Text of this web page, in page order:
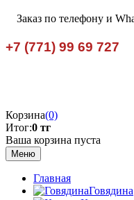
Заказ по телефону и
+7 (771) 99 69 727
Корзина(0)
Итог:0 тг
Ваша корзина пуста
Меню
Главная
Говядина